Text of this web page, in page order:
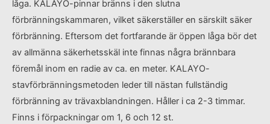
låga. KALAYO-pinnar bränns i den slutna
förbränningskammaren, vilket säkerställer en särskilt säker
förbränning. Eftersom det fortfarande är öppen låga bör det
av allmänna säkerhetsskäl inte finnas några brännbara
föremål inom en radie av ca. en meter. KALAYO-
stavförbränningsmetoden leder till nästan fullständig
förbränning av trävaxblandningen. Håller i ca 2-3 timmar.
Finns i förpackningar om 1, 6 och 12 st.